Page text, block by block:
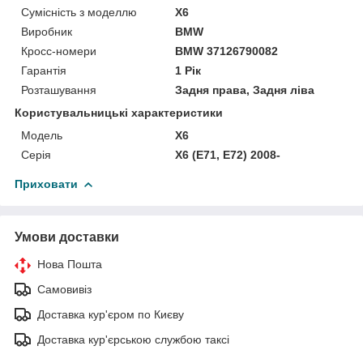
Сумісність з моделлю
X6
Виробник
BMW
Кросс-номери
BMW 37126790082
Гарантія
1 Рік
Розташування
Задня права, Задня ліва
Користувальницькі характеристики
Модель
X6
Серія
X6 (E71, E72) 2008-
Приховати
Умови доставки
Нова Пошта
Самовивіз
Доставка кур'єром по Києву
Доставка кур'єрською службою таксі